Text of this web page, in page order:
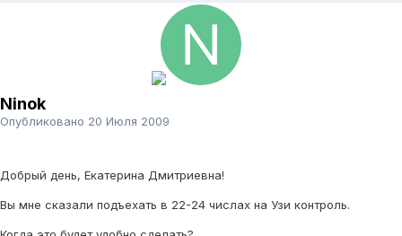
Ninok
Опубликовано 20 Июля 2009
Добрый день, Екатерина Дмитриевна!
Вы мне сказали подъехать в 22-24 числах на Узи контроль.